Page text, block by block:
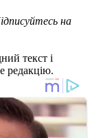
на
текст і
редакцію.